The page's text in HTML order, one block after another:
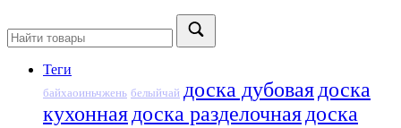
Теги
байхаоиньчжень белыйчай доска дубовая доска
кухонная доска разделочная доска